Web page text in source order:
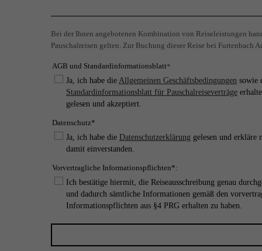
Bei der Ihnen angebotenen Kombination von Reiseleistungen
Pauschalreisen gelten. Zur Buchung dieser Reise bei Furtenbach
AGB und Standardinformationsblatt*
Ja, ich habe die Allgemeinen Geschäftsbedingungen sowie
Standardinformationsblatt für Pauschalreiseverträge
gelesen und akzeptiert.
Datenschutz*
Ja, ich habe die Datenschutzerklärung gelesen und erkläre
damit einverstanden.
Vorvertragliche Informationspflichten*:
Ich bestätige hiermit, die Reiseausschreibung genau
und dadurch sämtliche Informationen gemäß den
Informationspflichten aus §4 PRG erhalten zu haben.